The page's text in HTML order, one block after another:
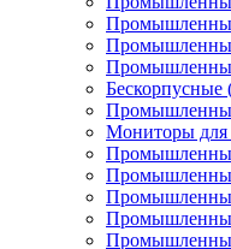
Бескорпусные
Мониторы для